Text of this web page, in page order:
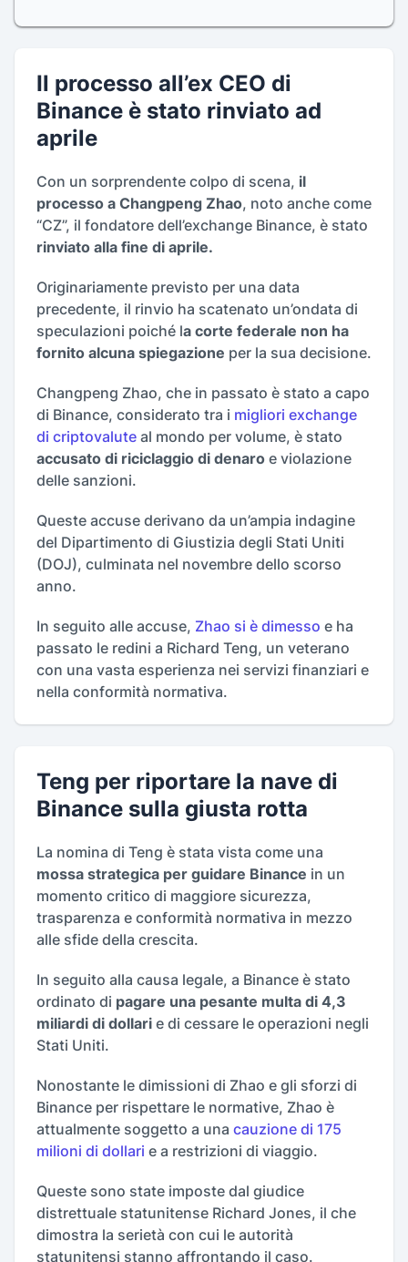
Il processo all’ex CEO di
Binance è stato rinviato ad
aprile
Con un sorprendente colpo di scena, il
processo a Changpeng Zhao, noto anche come
“CZ”, il fondatore dell’exchange Binance, è stato
rinviato alla fine di aprile.
Originariamente previsto per una data
precedente, il rinvio ha scatenato un’ondata di
speculazioni poiché la corte federale non ha
fornito alcuna spiegazione per la sua decisione.
Changpeng Zhao, che in passato è stato a capo
di Binance, considerato tra i migliori exchange
di criptovalute al mondo per volume, è stato
accusato di riciclaggio di denaro e violazione
delle sanzioni.
Queste accuse derivano da un’ampia indagine
del Dipartimento di Giustizia degli Stati Uniti
(DOJ), culminata nel novembre dello scorso
anno.
In seguito alle accuse, Zhao si è dimesso e ha
passato le redini a Richard Teng, un veterano
con una vasta esperienza nei servizi finanziari e
nella conformità normativa.
Teng per riportare la nave di
Binance sulla giusta rotta
La nomina di Teng è stata vista come una
mossa strategica per guidare Binance in un
momento critico di maggiore sicurezza,
trasparenza e conformità normativa in mezzo
alle sfide della crescita.
In seguito alla causa legale, a Binance è stato
ordinato di pagare una pesante multa di 4,3
miliardi di dollari e di cessare le operazioni negli
Stati Uniti.
Nonostante le dimissioni di Zhao e gli sforzi di
Binance per rispettare le normative, Zhao è
attualmente soggetto a una cauzione di 175
milioni di dollari e a restrizioni di viaggio.
Queste sono state imposte dal giudice
distrettuale statunitense Richard Jones, il che
dimostra la serietà con cui le autorità
statunitensi stanno affrontando il caso.